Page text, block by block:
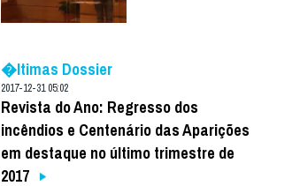
�ltimas Dossier
2017-12-31 05:02
Revista do Ano: Regresso dos
incêndios e Centenário das Aparições
em destaque no último trimestre de
2017